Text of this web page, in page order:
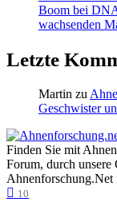
Boom bei
wachsenden
Letzte
Martin zu
Geschwister
Finden Sie mit
Forum, durch
Ahnenforschung.Net
10